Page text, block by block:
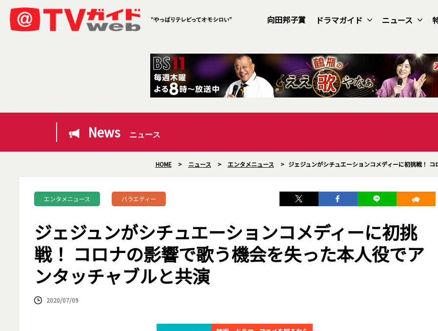
向田邦子賞 ドラマガイド ニュース
News ニュース
HOME > ニュース > エンタメニュース > ジェジュンがシチュエーションコメディーに初挑戦！
エンタメニュース バラエティー
ジェジュンがシチュエーションコメディーに初挑
戦！ コロナの影響で歌う機会を失った本人役でア
ンタッチャブルと共演
2020/07/09